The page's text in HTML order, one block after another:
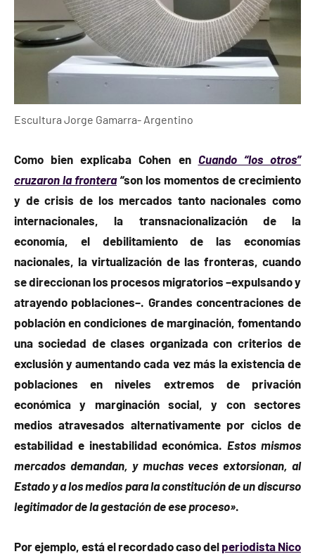
Escultura Jorge Gamarra- Argentino
Como bien explicaba Cohen en Cuando “los otros”
cruzaron la frontera“son los momentos de crecimiento
y de crisis de los mercados tanto nacionales como
internacionales, la transnacionalización de la
economía, el debilitamiento de las economías
nacionales, la virtualización de las fronteras, cuando
se direccionan los procesos migratorios –expulsando y
atrayendo poblaciones–. Grandes concentraciones de
población en condiciones de marginación, fomentando
una sociedad de clases organizada con criterios de
exclusión y aumentando cada vez más la existencia de
poblaciones en niveles extremos de privación
económica y marginación social, y con sectores
medios atravesados alternativamente por ciclos de
estabilidad e inestabilidad económica. Estos mismos
mercados demandan, y muchas veces extorsionan, al
Estado y a los medios para la constitución de un discurso
legitimador de la gestación de ese proceso».
Por ejemplo, está el recordado caso del periodista Nico